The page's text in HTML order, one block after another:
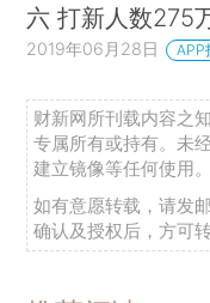
六 打新人数275
2019年06月28日 APP
财新网所刊载内容之
专属所有或持有。未
建立镜像等任何使用。
如有意愿转载，请发
确认及授权后，方可转